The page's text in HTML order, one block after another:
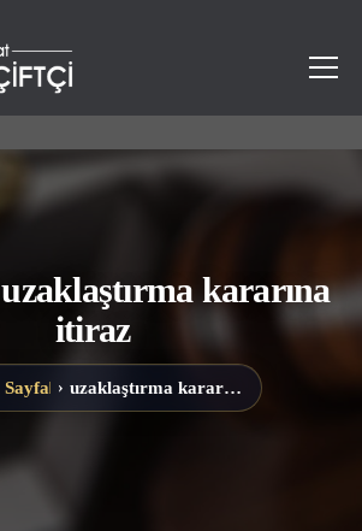
kararına
itiraz
Sayfa › uzaklaştırma kararına itiraz